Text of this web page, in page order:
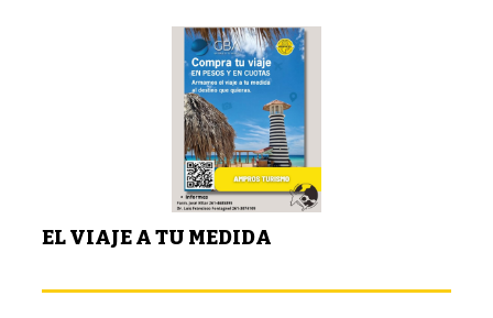
EL VIAJE A TU MEDIDA